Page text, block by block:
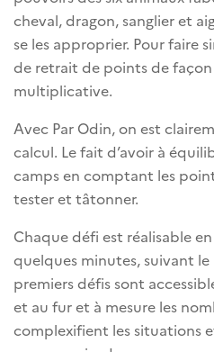
cheval, dragon, sanglier et
se les approprier. Pour faire
de retrait de points de
multiplicative.
Avec Par Odin, on est
calcul. Le fait d’avoir à
camps en comptant les
tester et tâtonner.
Chaque défi est réalisable
quelques minutes, suivant
premiers défis sont
et au fur et à mesure les
complexifient les situations